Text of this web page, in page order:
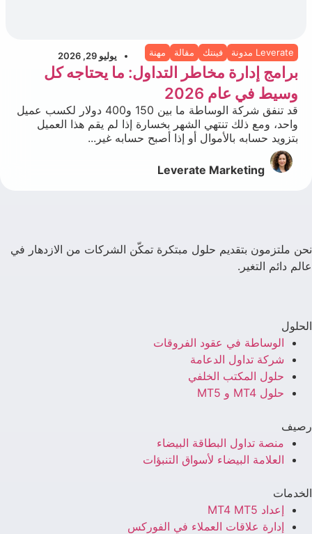
Leverate مدونة فينتك مقالة مهنة يوليو 29, 2026
برامج إدارة مخاطر التداول: ما يحتاجه كل
وسيط في عام 2026
قد تنفق شركة الوساطة ما بين 150 و400 دولار لكسب عميل
واحد، ومع ذلك تنتهي الشهر بخسارة إذا لم يقم هذا العميل
بتزويد حسابه بالأموال أو إذا أصبح حسابه غير...
Leverate Marketing
نحن ملتزمون بتقديم حلول مبتكرة تمكّن الشركات من الازدهار في
عالم دائم التغير.
الحلول
الوساطة في عقود الفروقات
شركة تداول الدعامة
حلول المكتب الخلفي
حلول MT4 و MT5
رصيف
منصة تداول البطاقة البيضاء
العلامة البيضاء لأسواق التنبؤات
الخدمات
إعداد MT4 MT5
إدارة علاقات العملاء في الفوركس